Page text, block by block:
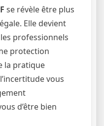
se révèle être plus
Elle devient
professionnels
protection
la pratique
vous
d’être bien